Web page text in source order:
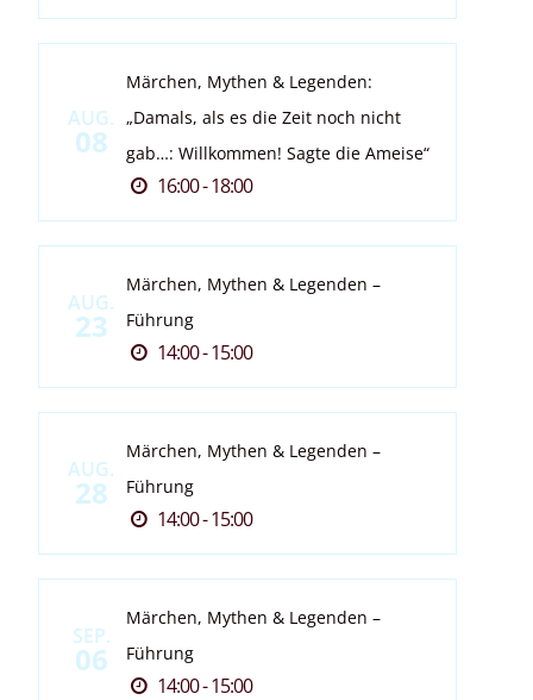
AUG.
08
Märchen, Mythen & Legenden:
„Damals, als es die Zeit noch nicht
gab…: Willkommen! Sagte die Ameise“
16:00 - 18:00
AUG.
23
Märchen, Mythen & Legenden –
Führung
14:00 - 15:00
AUG.
28
Märchen, Mythen & Legenden –
Führung
14:00 - 15:00
SEP.
06
Märchen, Mythen & Legenden –
Führung
14:00 - 15:00